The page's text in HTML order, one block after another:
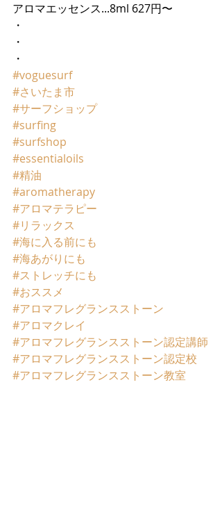
アロマエッセンス...8ml 627円〜
・
・
・
#voguesurf
#さいたま市
#サーフショップ
#surfing
#surfshop
#essentialoils
#精油
#aromatherapy
#アロマテラピー
#リラックス
#海に入る前にも
#海あがりにも
#ストレッチにも
#おススメ
#アロマフレグランスストーン
#アロマクレイ
#アロマフレグランスストーン認定講師
#アロマフレグランスストーン認定校
#アロマフレグランスストーン教室